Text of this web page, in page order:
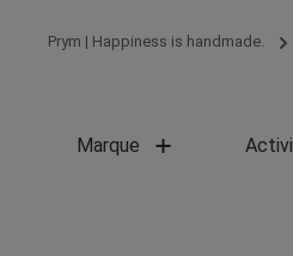
Prym | Happiness is handmade.
Marque